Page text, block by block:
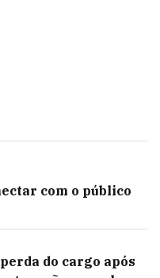
com o público
do cargo após